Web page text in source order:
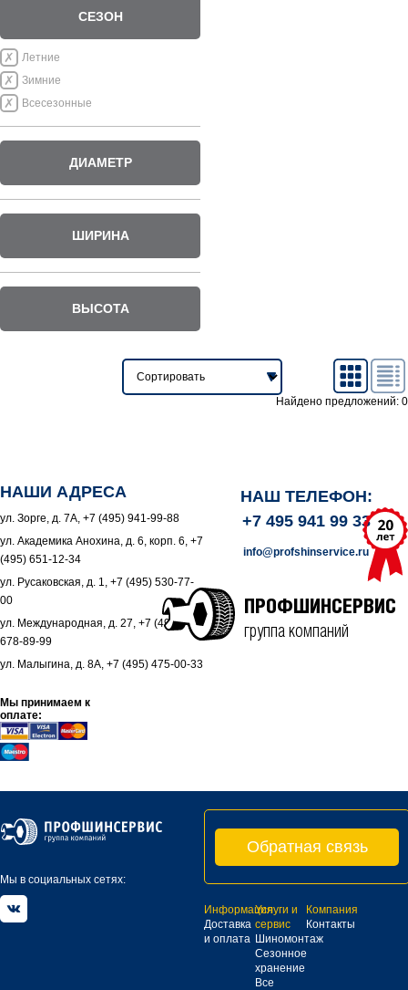
СЕЗОН
Летние
Зимние
Всесезонные
ДИАМЕТР
ШИРИНА
ВЫСОТА
Найдено предложений: 0
НАШИ АДРЕСА
ул. Зорге, д. 7А, +7 (495) 941-99-88
ул. Академика Анохина, д. 6, корп. 6, +7
(495) 651-12-34
ул. Русаковская, д. 1, +7 (495) 530-77-
00
ул. Международная, д. 27, +7 (495)
678-89-99
ул. Малыгина, д. 8А, +7 (495) 475-00-33
Мы принимаем к
оплате:
НАШ ТЕЛЕФОН:
+7 495 941 99 33
info@profshinservice.ru
ПРОФШИНСЕРВИС
группа компаний
Мы в социальных сетях:
Обратная связь
Информация
Доставка
и оплата
Услуги и
сервис
Шиномонтаж
Сезонное
хранение
Все
Компания
Контакты